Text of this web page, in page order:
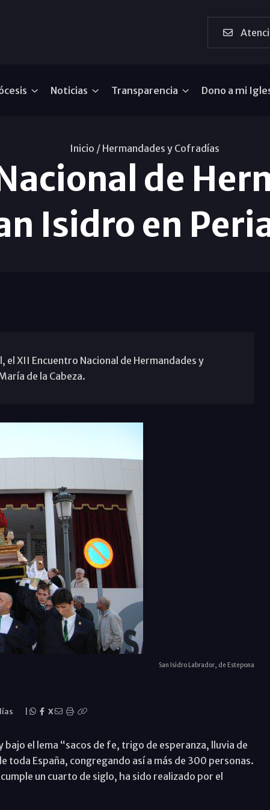
Noticias Transparencia Dono a mi
Inicio / Hermandades y Cofradías
de
Isidro en
el XII Encuentro Nacional de Hermandades y
de la Cabeza.
San Isidro Labrador, de Estepona
X
el lema “sacos de fe, trigo de esperanza, lluvia de
toda España, congregando así a más de 300 personas.
un cuarto de siglo, ha sido realizado por el